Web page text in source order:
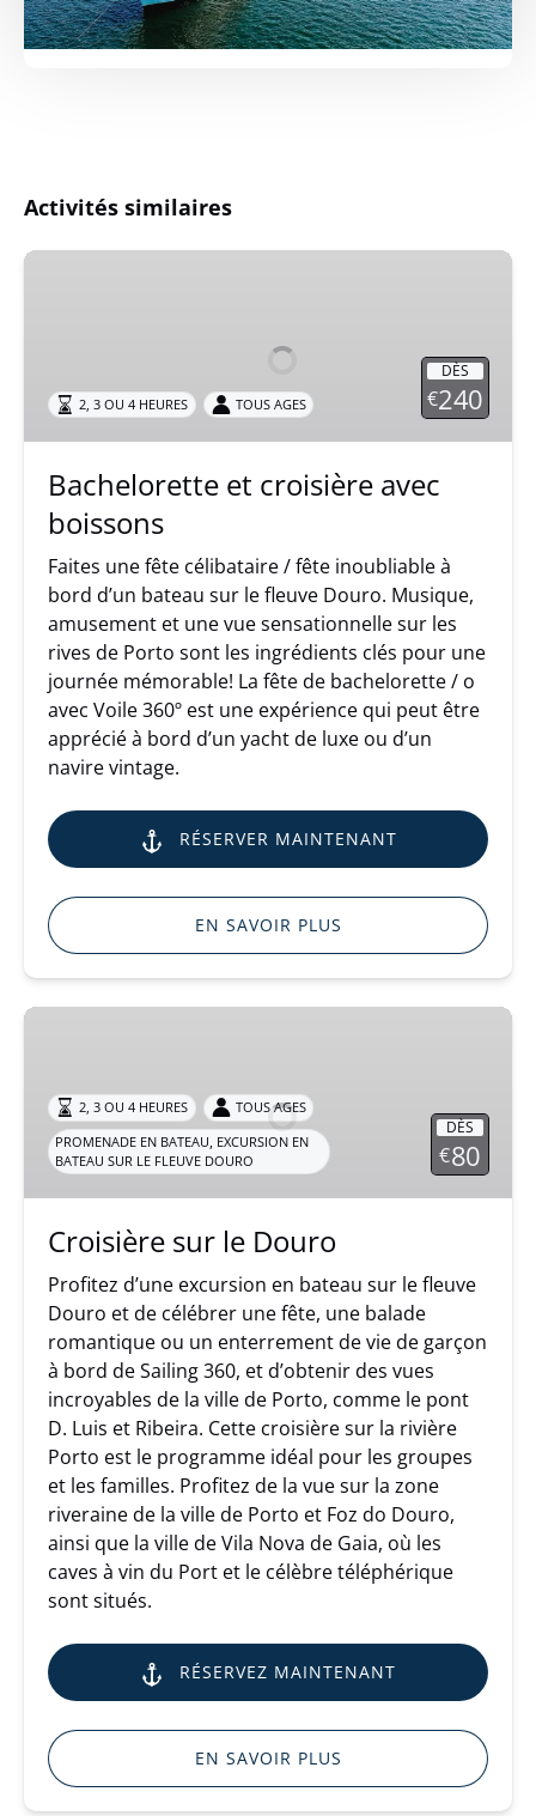
Activités similaires
Bachelorette
DÈS
€240
2, 3 OU 4 HEURES TOUS AGES
Bachelorette et croisière avec
boissons
Faites une fête célibataire / fête inoubliable à
bord d’un bateau sur le fleuve Douro. Musique,
amusement et une vue sensationnelle sur les
rives de Porto sont les ingrédients clés pour une
journée mémorable! La fête de bachelorette / o
avec Voile 360º est une expérience qui peut être
apprécié à bord d’un yacht de luxe ou d’un
navire vintage.
RÉSERVER MAINTENANT
EN SAVOIR PLUS
Croisière
Douro
DÈS
€80
2, 3 OU 4 HEURES
TOUS AGES
PROMENADE EN BATEAU, EXCURSION EN
BATEAU SUR LE FLEUVE DOURO
Croisière sur le Douro
Profitez d’une excursion en bateau sur le fleuve
Douro et de célébrer une fête, une balade
romantique ou un enterrement de vie de garçon
à bord de Sailing 360, et d’obtenir des vues
incroyables de la ville de Porto, comme le pont
D. Luis et Ribeira. Cette croisière sur la rivière
Porto est le programme idéal pour les groupes
et les familles. Profitez de la vue sur la zone
riveraine de la ville de Porto et Foz do Douro,
ainsi que la ville de Vila Nova de Gaia, où les
caves à vin du Port et le célèbre téléphérique
sont situés.
RÉSERVEZ MAINTENANT
EN SAVOIR PLUS